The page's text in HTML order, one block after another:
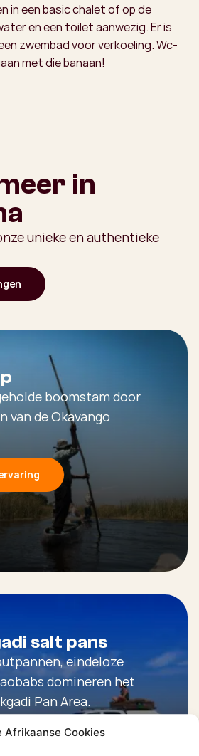
Afrikaanse Cookies
in een basic chalet of op de
en een toilet aanwezig. Er is
zwembad voor verkoeling. Wc-
met die banaan!
in
unieke en authentieke
boomstam door
van de Okavango
salt pans
eindeloze
domineren het
Pan Area.